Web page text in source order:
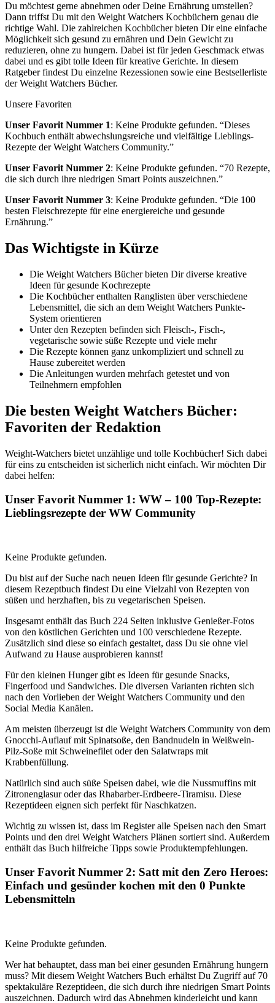
Du möchtest gerne abnehmen oder Deine Ernährung umstellen?
Dann triffst Du mit den Weight Watchers Kochbüchern genau die
richtige Wahl. Die zahlreichen Kochbücher bieten Dir eine einfache
Möglichkeit sich gesund zu ernähren und Dein Gewicht zu
reduzieren, ohne zu hungern. Dabei ist für jeden Geschmack etwas
dabei und es gibt tolle Ideen für kreative Gerichte. In diesem
Ratgeber findest Du einzelne Rezessionen sowie eine Bestsellerliste
der Weight Watchers Bücher.
Unsere Favoriten
Unser Favorit Nummer 1: Keine Produkte gefunden. “Dieses
Kochbuch enthält abwechslungsreiche und vielfältige Lieblings-
Rezepte der Weight Watchers Community.”
Unser Favorit Nummer 2: Keine Produkte gefunden. “70 Rezepte,
die sich durch ihre niedrigen Smart Points auszeichnen.”
Unser Favorit Nummer 3: Keine Produkte gefunden. “Die 100
besten Fleischrezepte für eine energiereiche und gesunde
Ernährung.”
Das Wichtigste in Kürze
Die Weight Watchers Bücher bieten Dir diverse kreative
Ideen für gesunde Kochrezepte
Die Kochbücher enthalten Ranglisten über verschiedene
Lebensmittel, die sich an dem Weight Watchers Punkte-
System orientieren
Unter den Rezepten befinden sich Fleisch-, Fisch-,
vegetarische sowie süße Rezepte und viele mehr
Die Rezepte können ganz unkompliziert und schnell zu
Hause zubereitet werden
Die Anleitungen wurden mehrfach getestet und von
Teilnehmern empfohlen
Die besten Weight Watchers Bücher:
Favoriten der Redaktion
Weight-Watchers bietet unzählige und tolle Kochbücher! Sich dabei
für eins zu entscheiden ist sicherlich nicht einfach. Wir möchten Dir
dabei helfen:
Unser Favorit Nummer 1: WW – 100 Top-Rezepte:
Lieblingsrezepte der WW Community
Keine Produkte gefunden.
Du bist auf der Suche nach neuen Ideen für gesunde Gerichte? In
diesem Rezeptbuch findest Du eine Vielzahl von Rezepten von
süßen und herzhaften, bis zu vegetarischen Speisen.
Insgesamt enthält das Buch 224 Seiten inklusive Genießer-Fotos
von den köstlichen Gerichten und 100 verschiedene Rezepte.
Zusätzlich sind diese so einfach gestaltet, dass Du sie ohne viel
Aufwand zu Hause ausprobieren kannst!
Für den kleinen Hunger gibt es Ideen für gesunde Snacks,
Fingerfood und Sandwiches. Die diversen Varianten richten sich
nach den Vorlieben der Weight Watchers Community und den
Social Media Kanälen.
Am meisten überzeugt ist die Weight Watchers Community von dem
Gnocchi-Auflauf mit Spinatsoße, den Bandnudeln in Weißwein-
Pilz-Soße mit Schweinefilet oder den Salatwraps mit
Krabbenfüllung.
Natürlich sind auch süße Speisen dabei, wie die Nussmuffins mit
Zitronenglasur oder das Rhabarber-Erdbeere-Tiramisu. Diese
Rezeptideen eignen sich perfekt für Naschkatzen.
Wichtig zu wissen ist, dass im Register alle Speisen nach den Smart
Points und den drei Weight Watchers Plänen sortiert sind. Außerdem
enthält das Buch hilfreiche Tipps sowie Produktempfehlungen.
Unser Favorit Nummer 2: Satt mit den Zero Heroes:
Einfach und gesünder kochen mit den 0 Punkte
Lebensmitteln
Keine Produkte gefunden.
Wer hat behauptet, dass man bei einer gesunden Ernährung hungern
muss? Mit diesem Weight Watchers Buch erhältst Du Zugriff auf 70
spektakuläre Rezeptideen, die sich durch ihre niedrigen Smart Points
auszeichnen. Dadurch wird das Abnehmen kinderleicht und kann